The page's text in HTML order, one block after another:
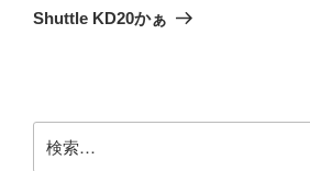
ー
の
Shuttle KD20かぁ
索: